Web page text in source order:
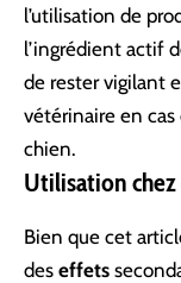
l’utilisation de
l’ingrédient actif
de rester vigilant
vétérinaire en
chien.
Utilisation chez
Bien que cet
des effets